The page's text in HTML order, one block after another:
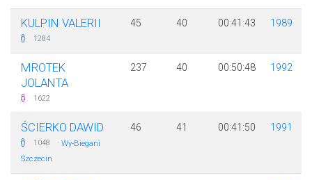
KULPIN VALERII
1284
45 40 00:41:43 1989
MROTEK
JOLANTA
1622
237 40 00:50:48 1992
ŚCIERKO DAWID
1048 · Wy-Biegani
Szczecin
46 41 00:41:50 1991